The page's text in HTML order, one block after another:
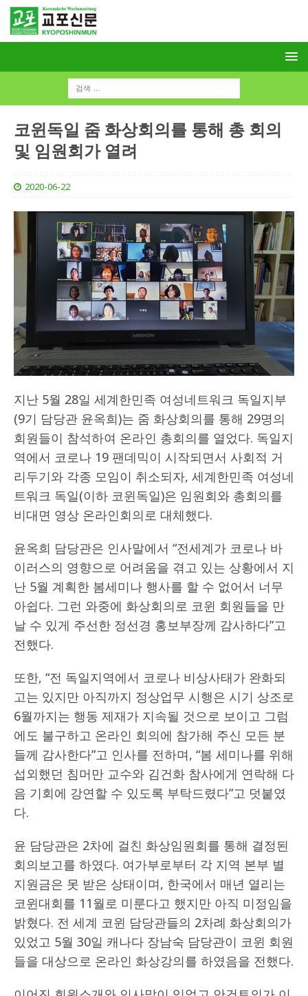
코윈독일 줌 화상회의를 통해 총 회의
및 임원회가 열려
2020-06-22
지난 5월 28일 세계한민족 여성네트워크 독일지부
(9기 담당관 윤옥희)는 줌 화상회의를 통해 29명의
회원들이 참석하여 온라인 총회의를 열었다. 독일지
역에서 코로나 19 팬데믹이 시작되면서 사회적 거
리두기와 각종 모임이 취소되자, 세계한민족 여성네
트워크 독일(이하 코윈독일)은 임원회와 총회의를
비대면 영상 온라인회의로 대체했다.
윤옥희 담당관은 인사말에서 “전세계가 코로나 바
이러스의 영향으로 어려움을 겪고 있는 상황에서 지
난 5월 계획한 봄세미나 행사를 할 수 없어서 너무
아쉽다. 그런 와중에 화상회의로 코윈 회원들을 만
날 수 있게 주선한 정선경 홍보부장께 감사하다”고
전했다.
또한, “전 독일지역에서 코로나 비상사태가 완화되
고는 있지만 아직까지 정상업무 시행은 시기 상조로
6월까지는 행동 제재가 지속될 것으로 보이고 그럼
에도 불구하고 온라인 회의에 참가해 주신 모든 분
들께 감사한다”고 인사를 전하며, “봄 세미나를 위해
섭외했던 침머만 교수와 김건화 참사에게 연락해 다
음 기회에 강연할 수 있도록 부탁드렸다”고 덧붙였
다.
윤 담당관은 2차에 걸친 화상임원회를 통해 결정된
회의보고를 하였다. 여가부로부터 각 지역 본부 별
지원금은 못 받은 상태이며, 한국에서 매년 열리는
코윈대회를 11월로 미룬다고 했지만 아직 미정임을
밝혔다. 전 세계 코윈 담당관들의 2차례 화상회의가
있었고 5월 30일 캐나다 장남숙 담당관이 코윈 회원
들을 대상으로 온라인 화상강의를 하였음을 전했다.